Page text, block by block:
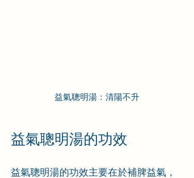
益氣聰明湯：清陽不升
益氣聰明湯的功效
益氣聰明湯的功效主要在於補脾益氣，